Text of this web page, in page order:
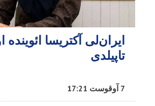
ایران‌لی آکتریسا ائوینده
تاپیلدی
7 آوقوست 17:21